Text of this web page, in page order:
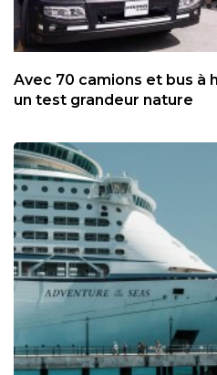
Avec 70 camions et bus à
un test grandeur nature